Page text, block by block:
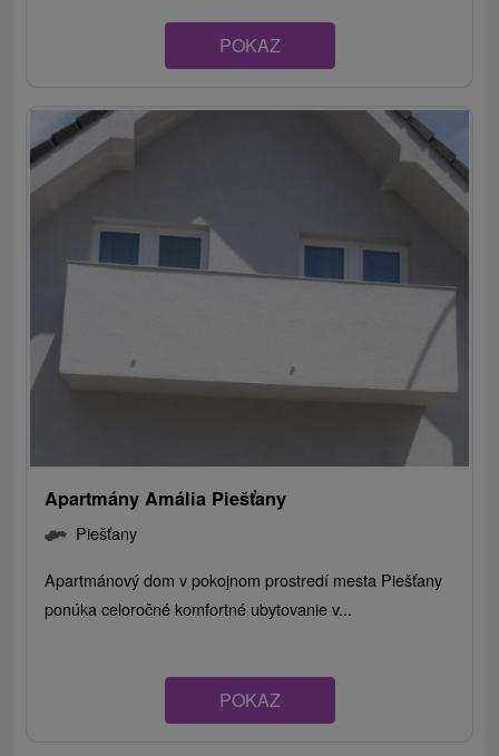
POKAZ
Apartmány Amália Piešťany
Piešťany
Apartmánový dom v pokojnom prostredí mesta Piešťany
ponúka celoročné komfortné ubytovanie v...
POKAZ